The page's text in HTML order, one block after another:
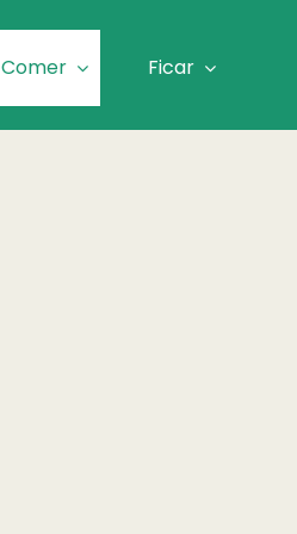
Comer Ficar